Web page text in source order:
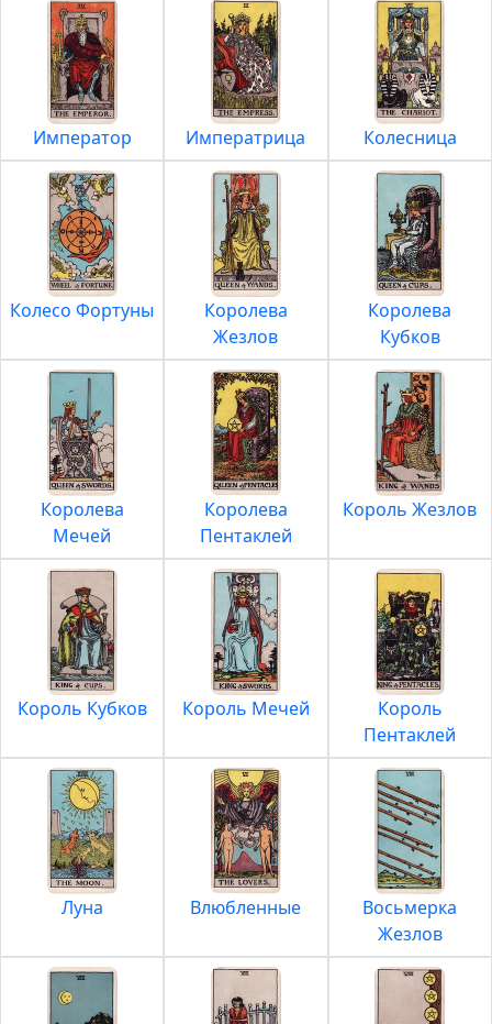
Император Императрица Колесница
Колесо Фортуны
Королева
Жезлов
Королева
Кубков
Королева
Мечей
Королева
Пентаклей
Король Жезлов
Король Кубков Король Мечей
Король
Пентаклей
Луна Влюбленные
Восьмерка
Жезлов